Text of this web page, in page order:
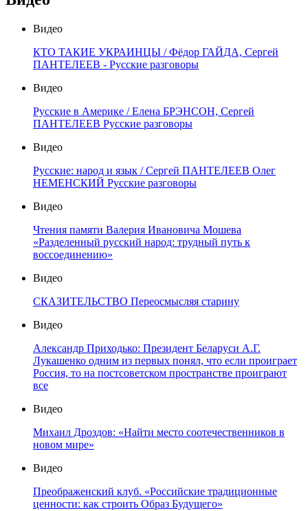
Видео
КТО ТАКИЕ УКРАИНЦЫ / Фёдор ГАЙДА, Сергей
ПАНТЕЛЕЕВ - Русские разговоры
Видео
Русские в Америке / Елена БРЭНСОН, Сергей
ПАНТЕЛЕЕВ Русские разговоры
Видео
Русские: народ и язык / Сергей ПАНТЕЛЕЕВ Олег
НЕМЕНСКИЙ Русские разговоры
Видео
Чтения памяти Валерия Ивановича Мошева
«Разделенный русский народ: трудный путь к
воссоединению»
Видео
СКАЗИТЕЛЬСТВО Переосмысляя старину
Видео
Александр Приходько: Президент Беларуси А.Г.
Лукашенко одним из первых понял, что если проиграет
Россия, то на постсоветском пространстве проиграют
все
Видео
Михаил Дроздов: «Найти место соотечественников в
новом мире»
Видео
Преображенский клуб. «Российские традиционные
ценности: как строить Образ Будущего»